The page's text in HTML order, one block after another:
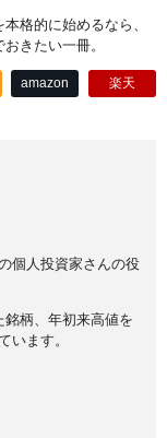
格的に始めるなら、
きたい一冊。
amazon 楽天
個人投資家さんの役
柄、年初来高値を
います。